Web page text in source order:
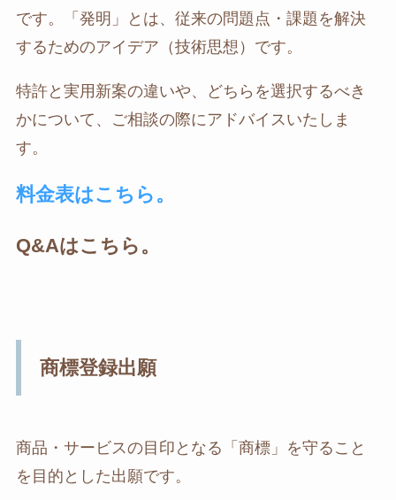
です。「発明」とは、従来の問題点・課題を解決
するためのアイデア（技術思想）です。
特許と実用新案の違いや、どちらを選択するべき
かについて、ご相談の際にアドバイスいたしま
す。
料金表はこちら。
Q&Aはこちら。
商標登録出願
商品・サービスの目印となる「商標」を守ること
を目的とした出願です。